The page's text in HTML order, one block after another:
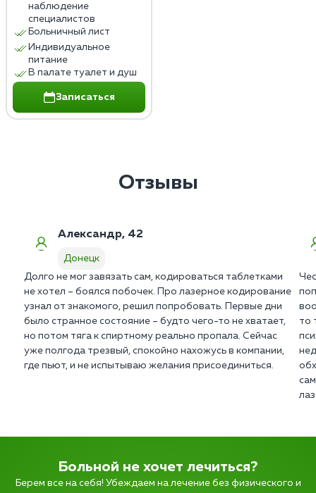
наблюдение
специалистов
Больничный лист
Индивидуальное
питание
В палате туалет и душ
Записаться
Отзывы
Александр, 42
Донецк
Долго не мог завязать сам, кодироваться таблетками
не хотел – боялся побочек. Про лазерное кодирование
узнал от знакомого, решил попробовать. Первые дни
было странное состояние – будто чего-то не хватает,
но потом тяга к спиртному реально пропала. Сейчас
уже полгода трезвый, спокойно нахожусь в компании,
где пьют, и не испытываю желания присоединиться.
то
Больной не хочет лечиться?
Берем все на себя! Убеждаем на лечение без физического и